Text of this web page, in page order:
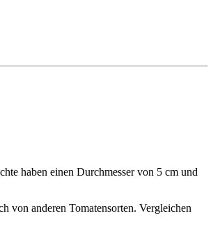
haben einen Durchmesser von 5 cm und
von anderen Tomatensorten. Vergleichen